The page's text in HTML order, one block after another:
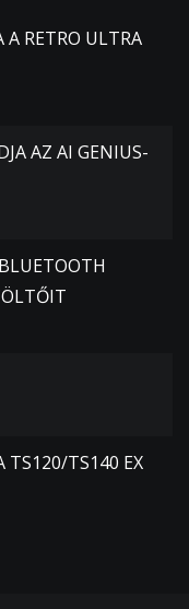
RETRO ULTRA
AZ AI GENIUS-
TS120/TS140 EX